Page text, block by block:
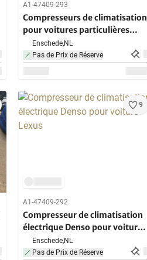
A1-47409-293
Compresseurs de climatisation
pour voitures particulières
(10x)
Enschede,NL
Pas de Prix de Réserve
9
A1-47409-292
Compresseur de climatisation
électrique Denso pour voiture
Lexus
Enschede,NL
Pas de Prix de Réserve